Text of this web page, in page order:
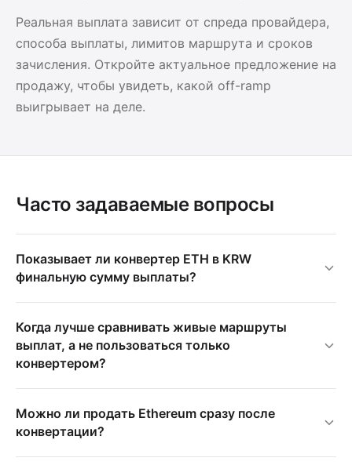
Реальная выплата зависит от спреда провайдера,
способа выплаты, лимитов маршрута и сроков
зачисления. Откройте актуальное предложение на
продажу, чтобы увидеть, какой off-ramp
выигрывает на деле.
Часто задаваемые вопросы
Показывает ли конвертер ETH в KRW
финальную сумму выплаты?
Когда лучше сравнивать живые маршруты
выплат, а не пользоваться только
конвертером?
Можно ли продать Ethereum сразу после
конвертации?